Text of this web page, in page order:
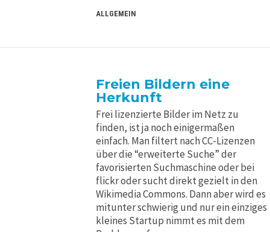
ALLGEMEIN
Freien Bildern eine
Herkunft
Frei lizenzierte Bilder im Netz zu
finden, ist ja noch einigermaßen
einfach. Man filtert nach CC-Lizenzen
über die “erweiterte Suche” der
favorisierten Suchmaschine oder bei
flickr oder sucht direkt gezielt in den
Wikimedia Commons. Dann aber wird es
mitunter schwierig und nur ein einziges
kleines Startup nimmt es mit dem